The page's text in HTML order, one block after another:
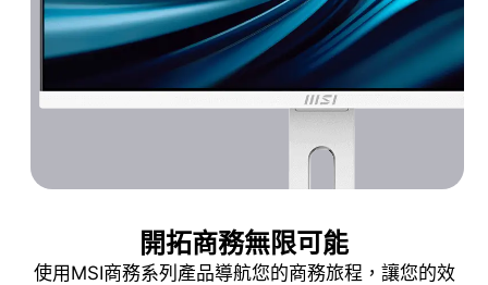
開拓商務無限可能
使用MSI商務系列產品導航您的商務旅程，讓您的效